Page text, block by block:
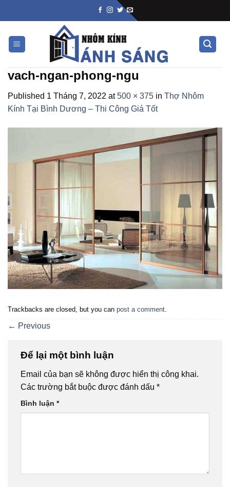
vach-ngan-phong-ngu
Published 1 Tháng 7, 2022 at500 × 375 in Thợ Nhôm
Kính Tại Bình Dương – Thi Công Giá Tốt
Trackbacks are closed, but you can post a comment
← Previous
Để lại một bình luận
Email của bạn sẽ không được hiển thị công khai.
Các trường bắt buộc được đánh dấu *
Bình luận *